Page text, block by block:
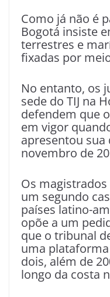
Como já não é
Bogotá insiste
terrestres e
fixadas por
No entanto, os
sede do TIJ na
defendem que
em vigor
apresentou sua
novembro de
Os
um segundo
países latino-
opõe a um
que o tribunal
uma
dois, além de
longo da costa